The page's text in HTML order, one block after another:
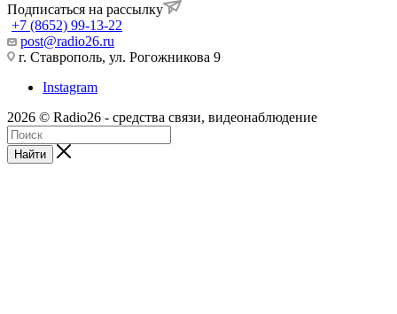
Подписаться на рассылку
+7 (8652) 99-13-22
post@radio26.ru
г. Ставрополь, ул. Рогожникова 9
Instagram
2026 © Radio26 - средства связи, видеонаблюдение
Найти